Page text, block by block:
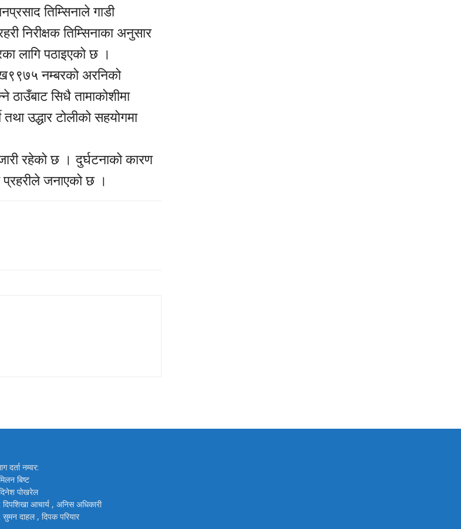
तिम्सिनाले गाडी
निरीक्षक तिम्सिनाका अनुसार
लागि पठाइएको छ ।
नम्बरको अरनिको
ठाउँबाट सिधै तामाकोशीमा
उद्धार टोलीको सहयोगमा
रहेको छ । दुर्घटनाको कारण
जनाएको छ ।
दर्ता नम्वर:
बिष्ट
पोखरेल
दिपशिखा आचार्य , अनिस अधिकारी
सुमन दाहल , दिपक परियार